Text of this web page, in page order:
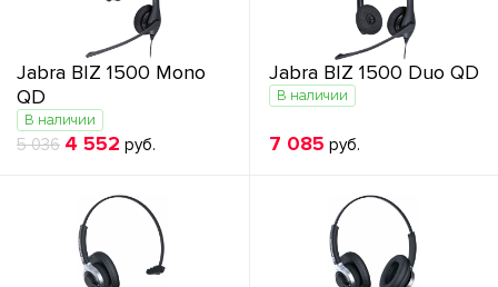
Jabra BIZ 1500 Mono
QD
В наличии
5 036 4 552 руб.
Jabra BIZ 1500 Duo QD
В наличии
7 085 руб.